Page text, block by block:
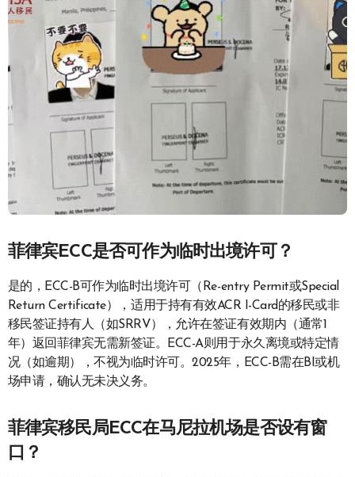
菲律宾ECC是否可作为临时出境许可？
是的，ECC-B可作为临时出境许可（Re-entry Permit或Special
Return Certificate），适用于持有有效ACR I-Card的移民或非
移民签证持有人（如SRRV），允许在签证有效期内（通常1
年）返回菲律宾无需新签证。ECC-A则用于永久离境或特定情
况（如逾期），不视为临时许可。2025年，ECC-B需在BI或机
场申请，确认无未决义务。
菲律宾移民局ECC在马尼拉机场是否设有窗
口？